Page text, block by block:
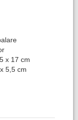
x 17 cm
5,5 cm